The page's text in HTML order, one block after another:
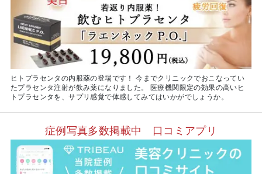
ヒトプラセンタの内服薬の登場です！ 今までクリニックでおこなってい
たプラセンタ注射が飲み薬になりました。 医療機関限定の効果の高いヒ
トプラセンタを、サプリ感覚で体感してみてはいかがでしょうか。
症例写真多数掲載中 口コミアプリ